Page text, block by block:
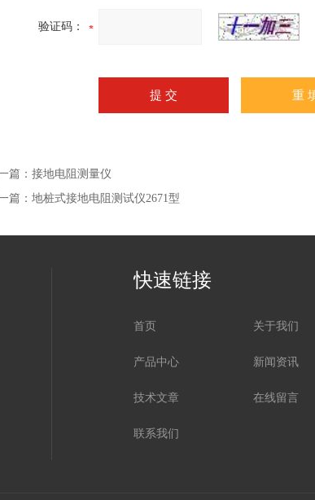
验证码：
篇： 接地电阻测量仪
篇： 地桩式接地电阻测试仪2671型
快速链接
首页 关于我们
产品中心 新闻资讯
技术文章 在线留言
联系我们